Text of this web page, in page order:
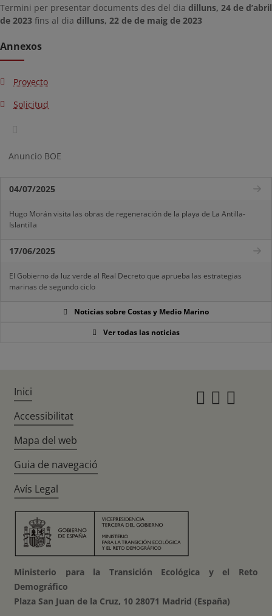
Termini per presentar documents des del dia dilluns, 24 de d’abril
de 2023 fins al dia dilluns, 22 de de maig de 2023
Annexos
Proyecto
Solicitud
Anuncio BOE
04/07/2025
Hugo Morán visita las obras de regeneración de la playa de La Antilla-
Islantilla
17/06/2025
El Gobierno da luz verde al Real Decreto que aprueba las estrategias
marinas de segundo ciclo
Noticias sobre Costas y Medio Marino
Ver todas las noticias
Inici
Accessibilitat
Mapa del web
Guia de navegació
Avís Legal
Ministerio para la Transición Ecológica y el Reto
Demográfico
Plaza San Juan de la Cruz, 10 28071 Madrid (España)